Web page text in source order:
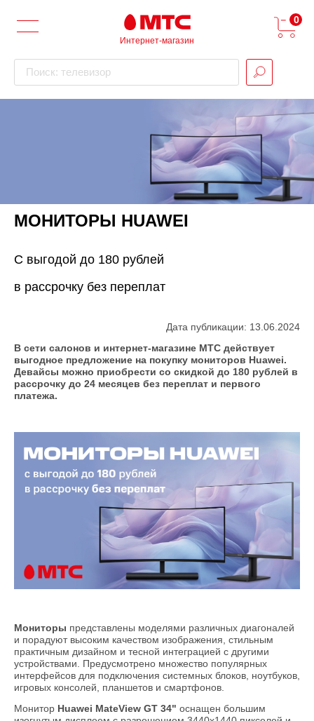
Интернет-магазин
Поиск: телевизор
0
МОНИТОРЫ HUAWEI
С выгодой до 180 рублей
в рассрочку без переплат
Дата публикации: 13.06.2024
В сети салонов и интернет-магазине МТС действует
выгодное предложение на покупку мониторов Huawei.
Девайсы можно приобрести со скидкой до 180 рублей в
рассрочку до 24 месяцев без переплат и первого
платежа.
Мониторы представлены моделями различных диагоналей
и порадуют высоким качеством изображения, стильным
практичным дизайном и тесной интеграцией с другими
устройствами. Предусмотрено множество популярных
интерфейсов для подключения системных блоков, ноутбуков,
игровых консолей, планшетов и смартфонов.
Монитор Huawei MateView GT 34" оснащен большим